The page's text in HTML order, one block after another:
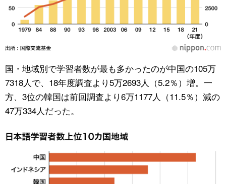
国・地域別で学習者数が最も多かったのが中国の105万
7318人で、18年度調査より5万2693人（5.2％）増。一
方、3位の韓国は前回調査より6万1177人（11.5％）減の
47万334人だった。